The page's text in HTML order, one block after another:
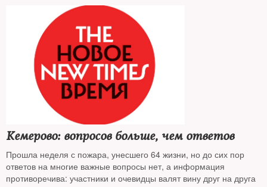
Кемерово: вопросов больше, чем ответов
Прошла неделя с пожара, унесшего 64 жизни, но до сих пор
ответов на многие важные вопросы нет, а информация
противоречива: участники и очевидцы валят вину друг на друга